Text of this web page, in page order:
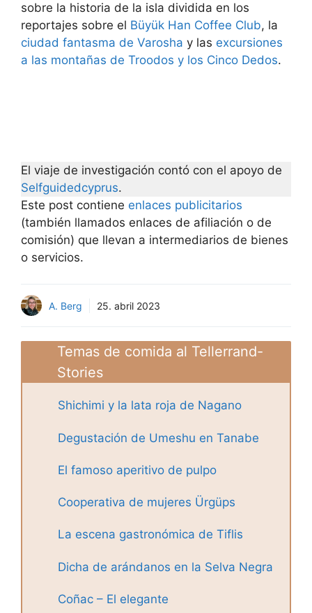
sobre la historia de la isla dividida en los
reportajes sobre el Büyük Han Coffee Club, la
ciudad fantasma de Varosha y las excursiones
a las montañas de Troodos y los Cinco Dedos.
El viaje de investigación contó con el apoyo de
Selfguidedcyprus.
Este post contiene enlaces publicitarios
(también llamados enlaces de afiliación o de
comisión) que llevan a intermediarios de bienes
o servicios.
A. Berg 25. abril 2023
Temas de comida al Tellerrand-
Stories
Shichimi y la lata roja de Nagano
Degustación de Umeshu en Tanabe
El famoso aperitivo de pulpo
Cooperativa de mujeres Ürgüps
La escena gastronómica de Tiflis
Dicha de arándanos en la Selva Negra
Coñac – El elegante